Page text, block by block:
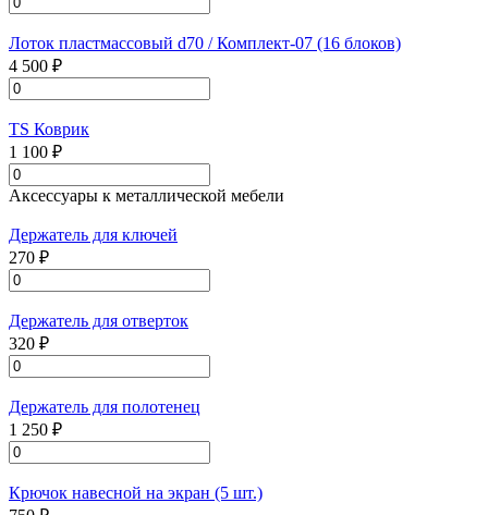
Лоток пластмассовый d70 / Комплект-07 (16 блоков)
4 500 ₽
TS Коврик
1 100 ₽
Аксессуары к металлической мебели
Держатель для ключей
270 ₽
Держатель для отверток
320 ₽
Держатель для полотенец
1 250 ₽
Крючок навесной на экран (5 шт.)